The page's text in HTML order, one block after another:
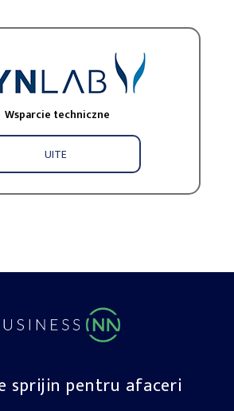
Wsparcie techniczne
UITE
sprijin pentru afaceri